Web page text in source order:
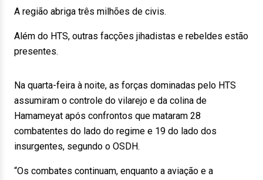
A região abriga três milhões de civis.
Além do HTS, outras facções jihadistas e rebeldes estão
presentes.
Na quarta-feira à noite, as forças dominadas pelo HTS
assumiram o controle do vilarejo e da colina de
Hamameyat após confrontos que mataram 28
combatentes do lado do regime e 19 do lado dos
insurgentes, segundo o OSDH.
“Os combates continuam, enquanto a aviação e a